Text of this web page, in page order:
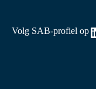
Volg SAB-profiel op